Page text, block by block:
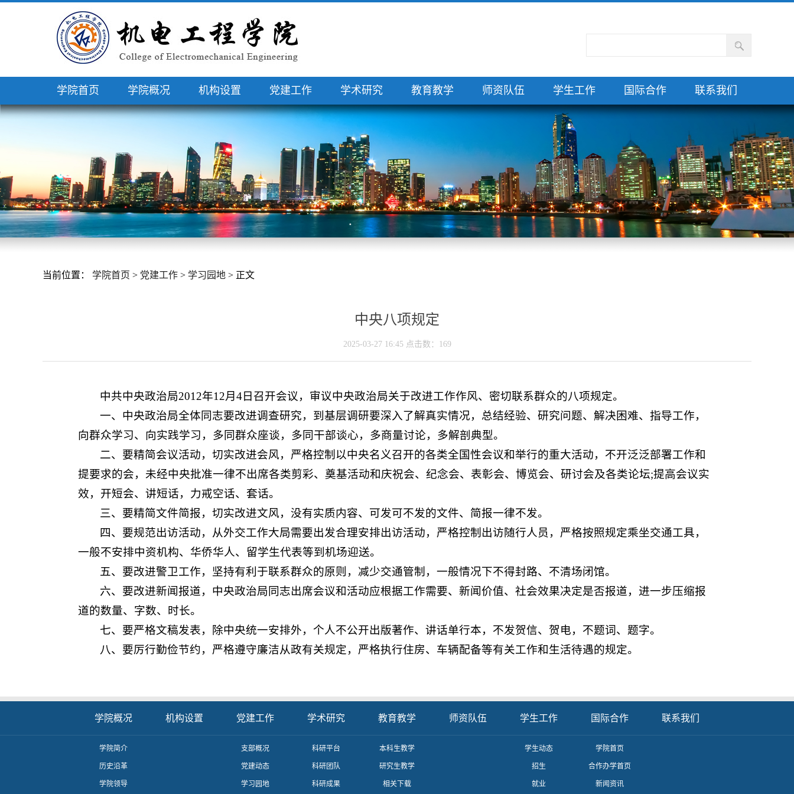
学院首页 学院概况 机构设置 党建工作 学术研究 教育教学 师资队伍 学生工作 国际合作 联系我们
当前位置： 学院首页 > 党建工作 > 学习园地 > 正文
中央八项规定
2025-03-27 16:45 点击数： 169
中共中央政治局2012年12月4日召开会议，审议中央政治局关于改进工作作风、密切联系群众的八项规定。
一、中央政治局全体同志要改进调查研究，到基层调研要深入了解真实情况，总结经验、研究问题、解决困难、指导工作，
向群众学习、向实践学习，多同群众座谈，多同干部谈心，多商量讨论，多解剖典型。
二、要精简会议活动，切实改进会风，严格控制以中央名义召开的各类全国性会议和举行的重大活动，不开泛泛部署工作和
提要求的会，未经中央批准一律不出席各类剪彩、奠基活动和庆祝会、纪念会、表彰会、博览会、研讨会及各类论坛;提高会议实
效，开短会、讲短话，力戒空话、套话。
三、要精简文件简报，切实改进文风，没有实质内容、可发可不发的文件、简报一律不发。
四、要规范出访活动，从外交工作大局需要出发合理安排出访活动，严格控制出访随行人员，严格按照规定乘坐交通工具，
一般不安排中资机构、华侨华人、留学生代表等到机场迎送。
五、要改进警卫工作，坚持有利于联系群众的原则，减少交通管制，一般情况下不得封路、不清场闭馆。
六、要改进新闻报道，中央政治局同志出席会议和活动应根据工作需要、新闻价值、社会效果决定是否报道，进一步压缩报
道的数量、字数、时长。
七、要严格文稿发表，除中央统一安排外，个人不公开出版著作、讲话单行本，不发贺信、贺电，不题词、题字。
八、要厉行勤俭节约，严格遵守廉洁从政有关规定，严格执行住房、车辆配备等有关工作和生活待遇的规定。
学院概况
学院简介
历史沿革
学院领导
机构设置 党建工作
支部概况
党建动态
学习园地
学术研究
科研平台
科研团队
科研成果
教育教学
本科生教学
研究生教学
相关下载
师资队伍 学生工作
学生动态
招生
就业
国际合作
学院首页
合作办学首页
新闻资讯
联系我们